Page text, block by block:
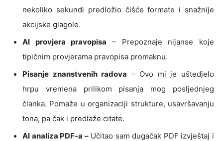
nekoliko sekundi predložio čišće formate i snažnije
akcijske glagole.
AI provjera pravopisa – Prepoznaje nijanse koje
tipičnim provjerama pravopisa promaknu.
Pisanje znanstvenih radova – Ovo mi je uštedjelo
hrpu vremena prilikom pisanja mog posljednjeg
članka. Pomaže u organizaciji strukture, usavršavanju
tona, pa čak i predlaže citate.
AI analiza PDF-a –Učitao sam dugačak PDF izvještaj i